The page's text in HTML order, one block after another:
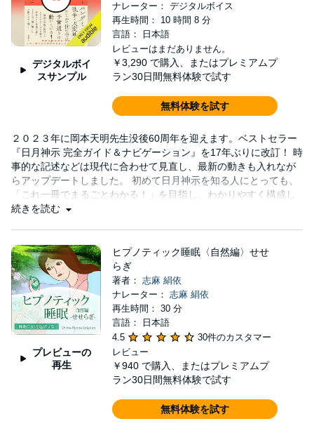
デジタルボイ
スサンプル
ナレーター： デジタルボイス
再生時間： 10 時間 8 分
言語： 日本語
レビューはまだありません。
￥3,290 で購入、またはプレミアムプ
ラン30日間無料体験で試す
無料体験を試す
２０２３年に岡本天明先生没後60周年を迎えます。ベストセラー
『日月神示 完全ガイド＆ナビゲーション』を17年ぶりに改訂！ 時
事的な記述などは現代に合わせて見直し、最新の動きも入れなが
らアップデートしました。 初めて日月神示を知る人にとっても、
「これ一冊でまるごとわかる！」を目指し、わかりやすく構成し
ています。
続きを読む
プレビューの
再生
ヒプノティック睡眠〈自然編〉せせ
らぎ
著者： 志麻 絹依
ナレーター： 志麻 絹依
再生時間： 30 分
言語： 日本語
4.5
30件のカスタマー
レビュー
￥940 で購入、またはプレミアムプ
ラン30日間無料体験で試す
無料体験を試す